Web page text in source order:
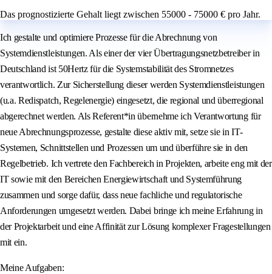
Das prognostizierte Gehalt liegt zwischen 55000 - 75000 € pro Jahr.
Ich gestalte und optimiere Prozesse für die Abrechnung von
Systemdienstleistungen. Als einer der vier Übertragungsnetzbetreiber in
Deutschland ist 50Hertz für die Systemstabilität des Stromnetzes
verantwortlich. Zur Sicherstellung dieser werden Systemdienstleistungen
(u.a. Redispatch, Regelenergie) eingesetzt, die regional und überregional
abgerechnet werden. Als Referent*in übernehme ich Verantwortung für
neue Abrechnungsprozesse, gestalte diese aktiv mit, setze sie in IT-
Systemen, Schnittstellen und Prozessen um und überführe sie in den
Regelbetrieb. Ich vertrete den Fachbereich in Projekten, arbeite eng mit der
IT sowie mit den Bereichen Energiewirtschaft und Systemführung
zusammen und sorge dafür, dass neue fachliche und regulatorische
Anforderungen umgesetzt werden. Dabei bringe ich meine Erfahrung in
der Projektarbeit und eine Affinität zur Lösung komplexer Fragestellungen
mit ein.
Meine Aufgaben: